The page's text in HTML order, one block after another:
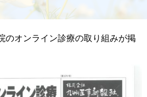
のオンライン診療の取り組みが掲